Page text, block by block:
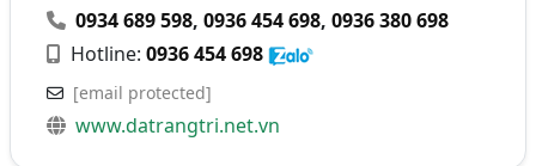
0934 689 598,0936 454 698,0936 380 698
Hotline:0936 454 698
[email protected]
www.datrangtri.net.vn